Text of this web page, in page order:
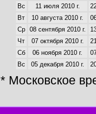
Вс
11 июля 2010 г.
Вт
10 августа 2010 г.
Ср
08 сентября 2010 г.
Чт
07 октября 2010 г.
Сб
06 ноября 2010 г.
Вс
05 декабря 2010 г.
* Московское